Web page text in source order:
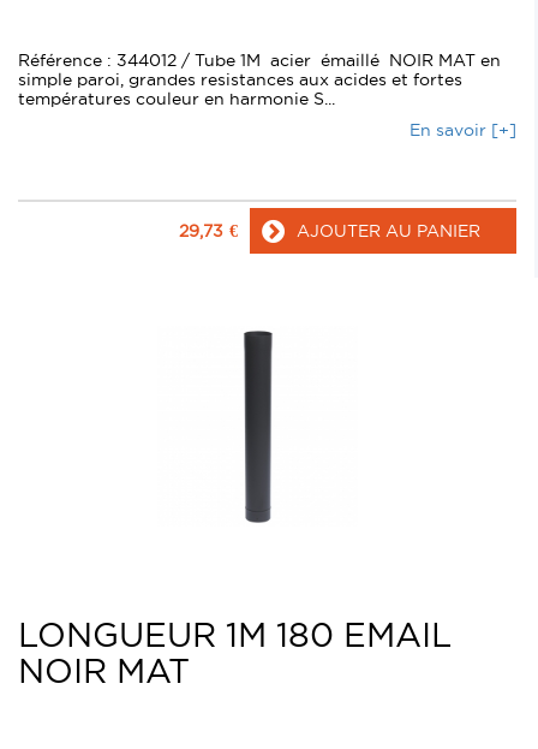
Référence : 344012 / Tube 1M acier émaillé NOIR MAT en
simple paroi, grandes resistances aux acides et fortes
températures couleur en harmonie S...
En savoir [+]
29,73 € AJOUTER AU PANIER
LONGUEUR 1M 180 EMAIL
NOIR MAT